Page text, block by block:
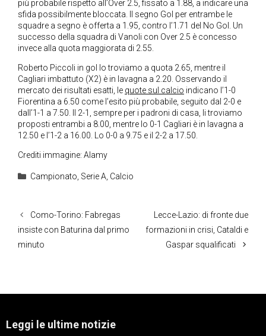
più probabile rispetto all’Over 2.5, fissato a 1.88, a indicare una
sfida possibilmente bloccata. Il segno Gol per entrambe le
squadre a segno è offerta a 1.95, contro l’1.71 del No Gol. Un
successo della squadra di Vanoli con Over 2.5 è concesso
invece alla quota maggiorata di 2.55.
Roberto Piccoli in gol lo troviamo a quota 2.65, mentre il
Cagliari imbattuto (X2) è in lavagna a 2.20. Osservando il
mercato dei risultati esatti, le quote sul calcio indicano l’1-0
Fiorentina a 6.50 come l’esito più probabile, seguito dal 2-0 e
dall’1-1 a 7.50. Il 2-1, sempre per i padroni di casa, li troviamo
proposti entrambi a 8.00, mentre lo 0-1 Cagliari è in lavagna a
12.50 e l’1-2 a 16.00. Lo 0-0 a 9.75 e il 2-2 a 17.50.
Crediti immagine: Alamy
Categorie
Campionato, Serie A, Calcio
Como-Torino: Fabregas
insiste con Baturina dal primo
minuto
Lecce-Lazio: di fronte due
formazioni in crisi, Cataldi e
Gaspar squalificati
Leggi le ultime notizie